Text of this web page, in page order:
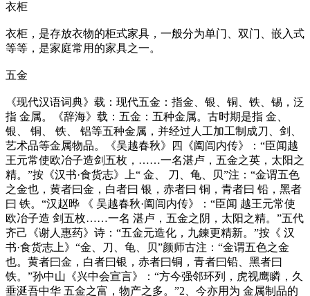
衣柜
衣柜，是存放衣物的柜式家具，一般分为单门、双门、嵌入式
等等，是家庭常用的家具之一。
五金
《现代汉语词典》载：现代五金：指金、银、铜、铁、锡，泛
指 金属。《辞海》载：五金：五种金属。古时期是指 金、
银、 铜、 铁、 铝等五种金属，并经过人工加工制成刀、剑、
艺术品等金属物品。《吴越春秋》四《阖闾内传》：“臣闻越
王元常使欧冶子造剑五枚，……一名湛卢，五金之英，太阳之
精。”按《汉书·食货志》上“ 金、 刀、龟、贝”注：“金谓五色
之金也，黄者曰金，白者曰 银，赤者曰 铜，青者曰 铅，黑者
曰 铁。“汉赵晔 《 吴越春秋·阖闾内传》：“臣闻 越王元常使
欧冶子造 剑五枚……一名 湛卢，五金之阴，太阳之精。”五代
齐己《谢人惠药》诗：“五金元造化，九鍊更精新。”按《 汉
书·食货志上》“金、刀、龟、贝”颜师古注：“金谓五色之金
也。黄者曰金，白者曰银，赤者曰铜，青者曰铅、黑者曰
铁。”孙中山《兴中会宣言》：“方今强邻环列，虎视鹰瞵，久
垂涎吾中华 五金之富，物产之多。”2、今亦用为 金属制品的